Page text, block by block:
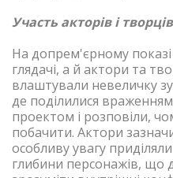
Участь акторів і творців
На допрем'єрному
глядачі, а й актори та
влаштували невеличку
де поділилися
проектом і розповіли,
побачити. Актори
особливу увагу
глибини персонажів, що